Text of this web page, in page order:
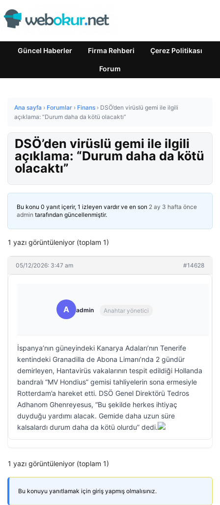
Güncel Haberler Firma Rehberi Çerez Politikası
Forum
Ana sayfa › Forumlar › Finans › DSÖ’den virüslü gemi ile ilgili
açıklama: “Durum daha da kötü olacaktı”
DSÖ’den virüslü gemi ile ilgili
açıklama: “Durum daha da kötü
olacaktı”
Bu konu 0 yanıt içerir, 1 izleyen vardır ve en son 2 ay 3 hafta önce
admin tarafından güncellenmiştir.
1 yazı görüntüleniyor (toplam 1)
05/12/2026: 3:47 am #14628
A admin Anahtar yönetici
İspanya’nın güneyindeki Kanarya Adaları’nın Tenerife
kentindeki Granadilla de Abona Limanı’nda 2 gündür
demirleyen, Hantavirüs vakalarının tespit edildiği Hollanda
bandralı “MV Hondius” gemisi tahliyelerin sona ermesiyle
Rotterdam’a hareket etti. DSÖ Genel Direktörü Tedros
Adhanom Ghenreyesus, “Bu şekilde herkes ihtiyaç
duyduğu yardımı alacak. Gemide daha uzun süre
kalsalardı durum daha da kötü olurdu” dedi.
1 yazı görüntüleniyor (toplam 1)
Bu konuyu yanıtlamak için giriş yapmış olmalısınız.